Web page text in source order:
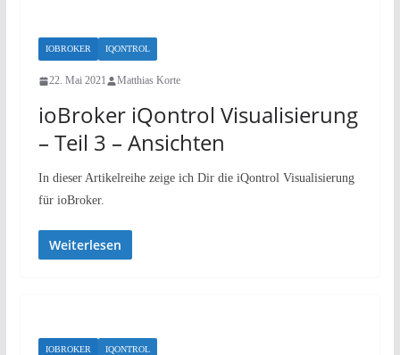
IOBROKER IQONTROL
22. Mai 2021 Matthias Korte
ioBroker iQontrol Visualisierung
– Teil 3 – Ansichten
In dieser Artikelreihe zeige ich Dir die iQontrol Visualisierung
für ioBroker.
Weiterlesen
IOBROKER IQONTROL